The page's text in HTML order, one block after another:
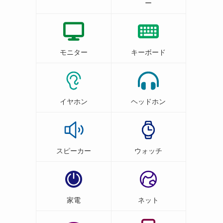
ー
モニター キーボード
イヤホン ヘッドホン
スピーカー ウォッチ
家電 ネット